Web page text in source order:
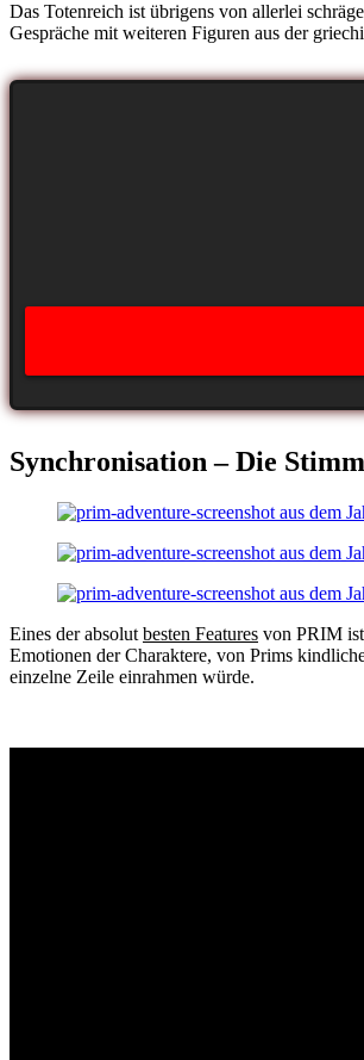
Das Totenreich ist übrigens von allerlei
Gespräche mit weiteren Figuren aus der
Synchronisation – Die
Eines der absolut besten Features von PRIM
Emotionen der Charaktere, von Prims
einzelne Zeile einrahmen würde.